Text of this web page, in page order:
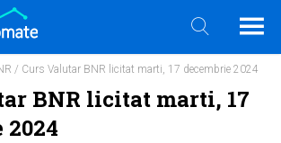
/ Curs Valutar BNR licitat marti, 17 decembrie 2024
BNR licitat marti, 17
2024